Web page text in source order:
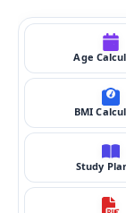
Age
BMI
Study